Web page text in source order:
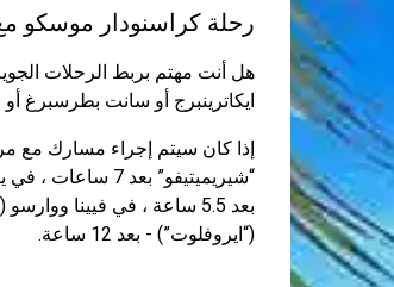
رحلة كراسنودار موسكو
هل أنت مهتم بربط الرحلات
ايكاترينبرج أو سانت بطرسبرغ أو
إذا كان سيتم إجراء مسارك مع
(“ايروفلوت”) - بعد 12 ساعة.